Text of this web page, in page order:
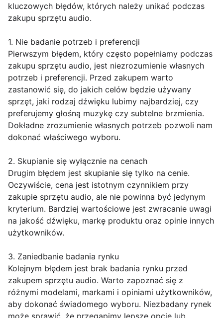
kluczowych błędów, których należy unikać podczas
zakupu sprzętu audio.
1. Nie badanie potrzeb i preferencji
Pierwszym błędem, który często popełniamy podczas
zakupu sprzętu audio, jest niezrozumienie własnych
potrzeb i preferencji. Przed zakupem warto
zastanowić się, do jakich celów będzie używany
sprzęt, jaki rodzaj dźwięku lubimy najbardziej, czy
preferujemy głośną muzykę czy subtelne brzmienia.
Dokładne zrozumienie własnych potrzeb pozwoli nam
dokonać właściwego wyboru.
2. Skupianie się wyłącznie na cenach
Drugim błędem jest skupianie się tylko na cenie.
Oczywiście, cena jest istotnym czynnikiem przy
zakupie sprzętu audio, ale nie powinna być jedynym
kryterium. Bardziej wartościowe jest zwracanie uwagi
na jakość dźwięku, markę produktu oraz opinie innych
użytkowników.
3. Zaniedbanie badania rynku
Kolejnym błędem jest brak badania rynku przed
zakupem sprzętu audio. Warto zapoznać się z
różnymi modelami, markami i opiniami użytkowników,
aby dokonać świadomego wyboru. Niezbadany rynek